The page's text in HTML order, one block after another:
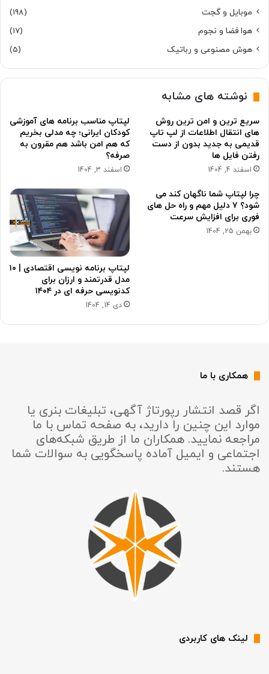
موبایل و گجت
(198)
هوا فضا و نجوم
(17)
هوش مصنوعی و رباتیک
(5)
نوشته های مشابه
سریع ترین و امن ترین روش
های انتقال اطلاعات از لپ تاپ
قدیمی به جدید بدون از دست
رفتن فایل ها
اسفند 4, 1404
لپتاپ مناسب برنامه های آموزشی
کودکان ایرانی؛ چه مدلی بخریم
که هم امن باشد هم مقرون به
صرفه؟
اسفند 3, 1404
چرا لپتاپ شما ناگهان کند می
شود؟ ۷ دلیل مهم و راه حل های
فوری برای افزایش سرعت
بهمن 25, 1404
لپتاپ برنامه نویسی اقتصادی | ۱۰
مدل قدرتمند و ارزان برای
کدنویسی حرفه ای در ۱۴۰۴
دی 14, 1404
همکاری با ما
اگر قصد انتشار رپورتاژ آگهی، تبلیغات بنری یا
موارد این چنین را دارید، به صفحه تماس با ما
مراجعه نمایید. همکاران ما از طریق شبکه‌های
اجتماعی و ایمیل آماده پاسخگویی به سوالات شما
هستند.
لینک های کاربردی